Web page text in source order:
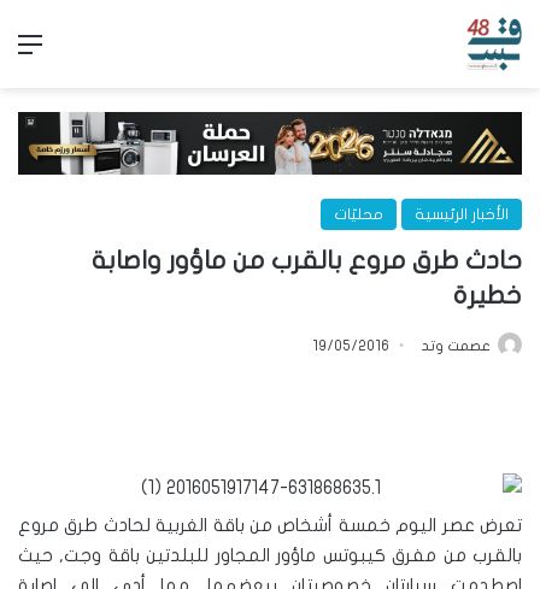
الأخبار الرئيسية محليّات
حادث طرق مروع بالقرب من ماؤور واصابة
خطيرة
عصمت وتد 19/05/2016
تعرض عصر اليوم خمسة أشخاص من باقة الغربية لحادث طرق مروع
بالقرب من مفرق كيبوتس ماؤور المجاور للبلدتين باقة وجت, حيث